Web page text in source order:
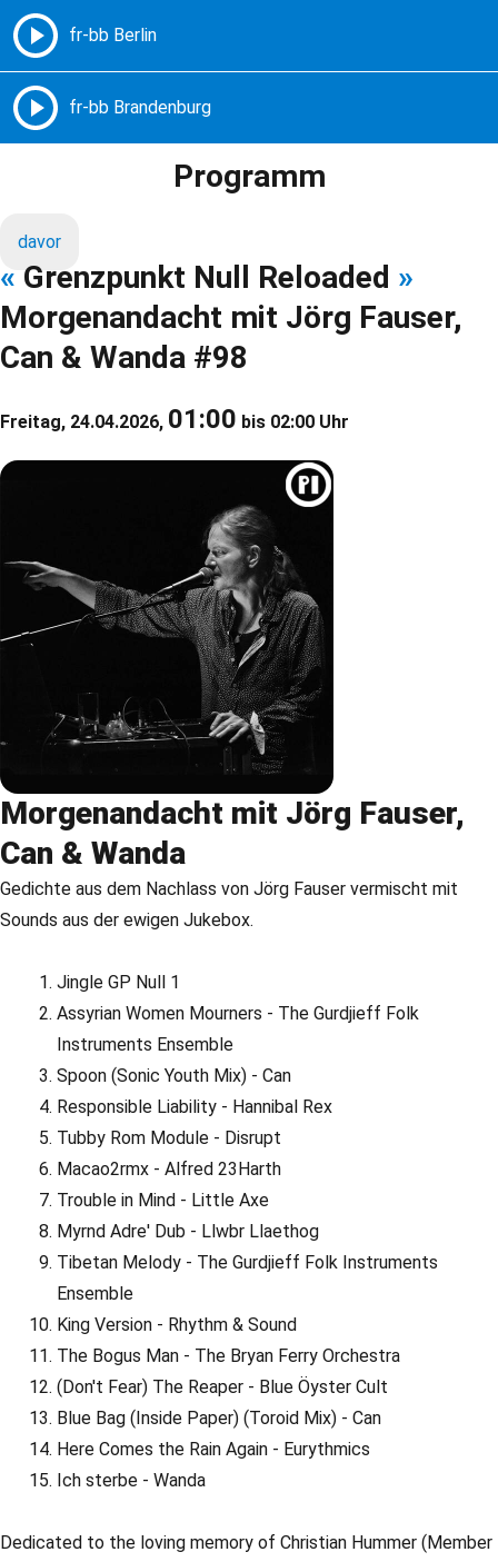
Freie Radios – Berlin Brandenburg
Programm
davor
« Grenzpunkt Null Reloaded »
Morgenandacht mit Jörg Fauser,
Can & Wanda #98
Freitag, 24.04.2026, 01:00 bis 02:00 Uhr
Morgenandacht mit Jörg Fauser,
Can & Wanda
Gedichte aus dem Nachlass von Jörg Fauser vermischt mit
Sounds aus der ewigen Jukebox.
Jingle GP Null 1
Assyrian Women Mourners - The Gurdjieff Folk
Instruments Ensemble
Spoon (Sonic Youth Mix) - Can
Responsible Liability - Hannibal Rex
Tubby Rom Module - Disrupt
Macao2rmx - Alfred 23Harth
Trouble in Mind - Little Axe
Myrnd Adre' Dub - Llwbr Llaethog
Tibetan Melody - The Gurdjieff Folk Instruments
Ensemble
King Version - Rhythm & Sound
The Bogus Man - The Bryan Ferry Orchestra
(Don't Fear) The Reaper - Blue Öyster Cult
Blue Bag (Inside Paper) (Toroid Mix) - Can
Here Comes the Rain Again - Eurythmics
Ich sterbe - Wanda
Dedicated to the loving memory of Christian Hummer (Member